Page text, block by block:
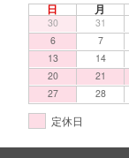
日 月
30 31
6
7
13
14
20
21
27
28
定休日